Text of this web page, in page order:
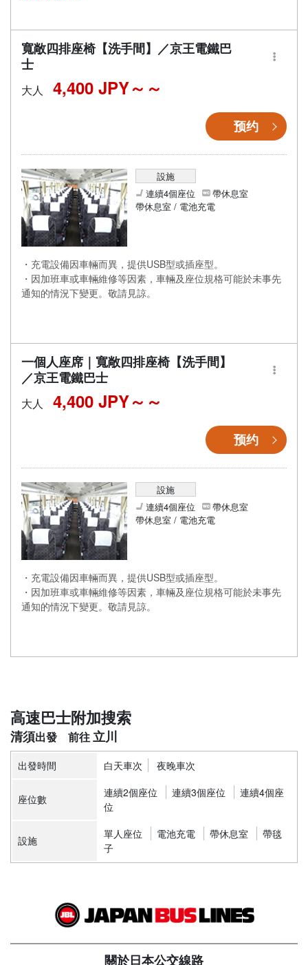
寬敞四排座椅【洗手間】／京王電鐵巴
士
大人 4,400 JPY～
预约
設施
連續4個座位
帶休息室
帶休息室 / 電池充電
・充電設備因車輛而異，提供USB型或插座型。
・因加班車或車輛維修等因素，車輛及座位規格可能於未事先
通知的情況下變更。敬請見諒。
一個人座席｜寬敞四排座椅【洗手間】
／京王電鐵巴士
大人 4,400 JPY～
预约
設施
連續4個座位
帶休息室
帶休息室 / 電池充電
・充電設備因車輛而異，提供USB型或插座型。
・因加班車或車輛維修等因素，車輛及座位規格可能於未事先
通知的情況下變更。敬請見諒。
高速巴士附加搜索
清須 立川
出發時間 白天車次 夜晚車次
座位數 連續2個座位 連續3個座位
連續4個座
位
設施 單人座位 電池充電 帶休息室
帶毯
子
關於日本公交線路